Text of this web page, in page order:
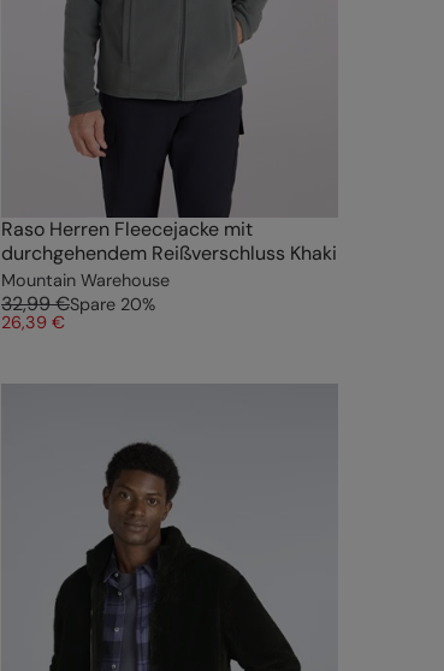
Raso Herren Fleecejacke mit
durchgehendem Reißverschluss Khaki
Mountain Warehouse
32,99 €Spare 20%
26,39 €